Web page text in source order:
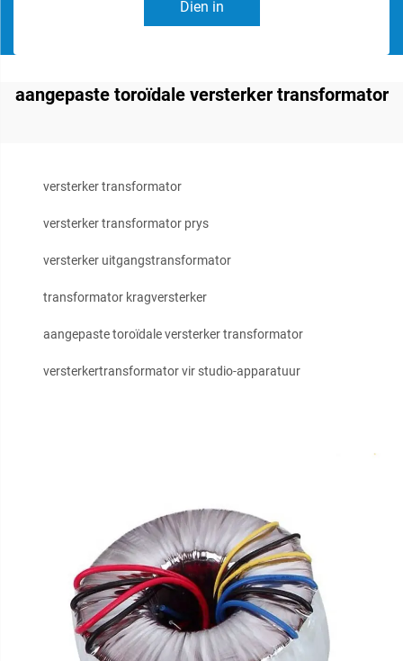
Dien in
aangepaste toroïdale versterker transformator
versterker transformator
versterker transformator prys
versterker uitgangstransformator
transformator kragversterker
aangepaste toroïdale versterker transformator
versterkertransformator vir studio-apparatuur